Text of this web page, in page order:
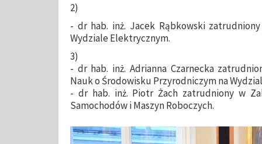
2)
- dr hab. inż. Jacek Rąbkowski
Wydziale Elektrycznym.
3)
- dr hab. inż. Adrianna Czarnecka
Nauk o Środowisku Przyrodniczym na
- dr hab. inż. Piotr Żach zatrudniony w
Samochodów i Maszyn Roboczych.